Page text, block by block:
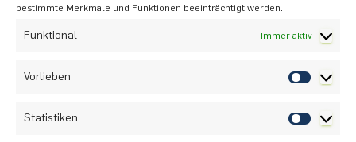
bestimmte Merkmale und Funktionen beeinträchtigt werden.
Funktional Immer aktiv
Vorlieben
Statistiken
und sichern Sie sich Ihren Platz für eine